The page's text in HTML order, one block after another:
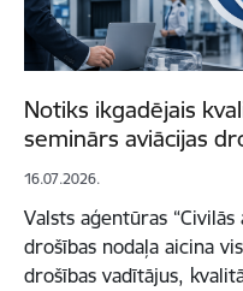
Notiks ikgadējais
seminārs aviācijas
16.07.2026.
Valsts aģentūras
drošības nodaļa aicina
drošības vadītājus,